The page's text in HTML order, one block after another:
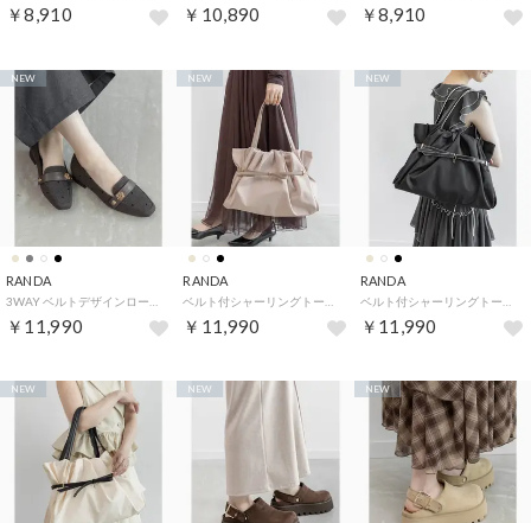
￥8,910 ￥10,890 ￥8,910
RANDA
￥11,990
NEW
RANDA
￥11,990
NEW
RANDA
￥11,990
NEW
NEW NEW NEW